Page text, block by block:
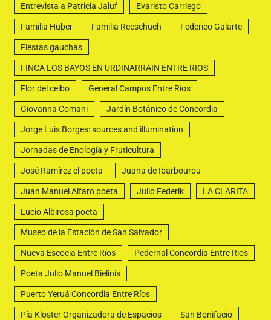
Entrevista a Patricia Jaluf Evaristo Carriego
Familia Huber Familia Reeschuch Federico Galarte
Fiestas gauchas
FINCA LOS BAYOS EN URDINARRAIN ENTRE RIOS
Flor del ceibo General Campos Entre Ríos
Giovanna Comani Jardín Botánico de Concordia
Jorge Luis Borges: sources and illumination
Jornadas de Enología y Fruticultura
José Ramírez el poeta Juana de Ibarbourou
Juan Manuel Alfaro poeta Julio Federik LA CLARITA
Lucio Albirosa poeta
Museo de la Estación de San Salvador
Nueva Escocia Entre Ríos Pedernal Concordia Entre Rios
Poeta Julio Manuel Bielinis
Puerto Yeruá Concordia Entre Ríos
Pía Kloster Organizadora de Espacios San Bonifacio